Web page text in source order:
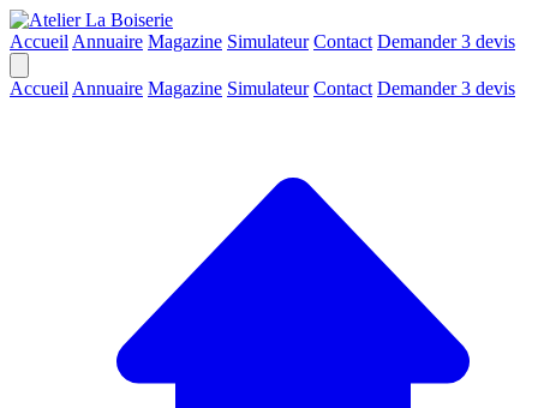
Accueil Annuaire Magazine Simulateur Contact Demander 3 devis
Accueil Annuaire Magazine Simulateur Contact Demander 3 devis